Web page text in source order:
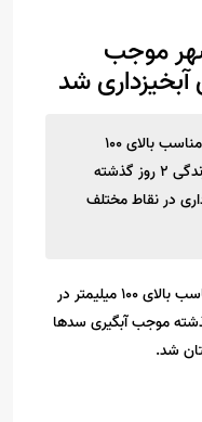
موجب
شد
استاندار بوشهر با اشاره به بارش باران مناسب بالای 100
میلیمتر در برخی نقاط استان گفت: بارندگی 2 روز گذشته
در نقاط مختلف
استاندار بوشهر با اشاره به بارش باران مناسب بالای 100 میلیمتر در
گفت: بارندگی 2 روز گذشته موجب آبگیری سدها
شد.